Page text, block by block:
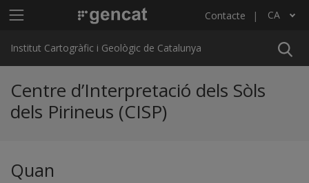
Menú principal ICGC Contacte CA
Llista les accions addicionals
Institut Cartogràfic i Geològic de Catalunya
Centre d’Interpretació dels Sòls
dels Pirineus (CISP)
Quan